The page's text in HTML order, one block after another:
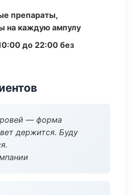
препараты,
на каждую ампулу
до 22:00 без
— форма
держится. Буду